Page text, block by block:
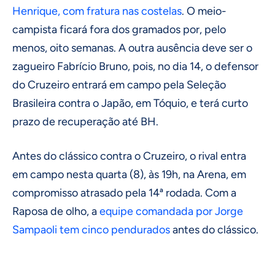
Henrique, com fratura nas costelas. O meio-
campista ficará fora dos gramados por, pelo
menos, oito semanas. A outra ausência deve ser o
zagueiro Fabrício Bruno, pois, no dia 14, o defensor
do Cruzeiro entrará em campo pela Seleção
Brasileira contra o Japão, em Tóquio, e terá curto
prazo de recuperação até BH.
Antes do clássico contra o Cruzeiro, o rival entra
em campo nesta quarta (8), às 19h, na Arena, em
compromisso atrasado pela 14ª rodada. Com a
Raposa de olho, aequipe comandada por Jorge
Sampaoli tem cinco penduradosantes do clássico.